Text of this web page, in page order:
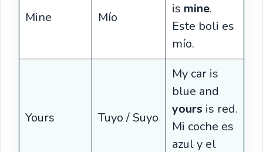
Mine Mío
is mine.
Este boli es
mío.
Yours Tuyo / Suyo
My car is
blue and
yours is red.
Mi coche es
azul y el